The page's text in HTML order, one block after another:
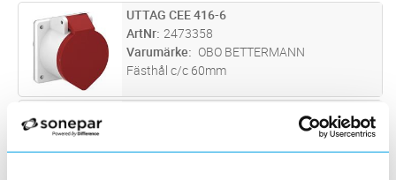
skruvfunktion. Intag 63A för infällt montage
med rak fästplatta i vattentätt utförande. Alla
uttag levereras med packning.
ST Lägg i kundvagn
UTTAG CEE 416-6
ArtNr 2473358
Varumärke
OBO BETTERMANN
Fästhål c/c 60mm
Varumärke MENNEKES